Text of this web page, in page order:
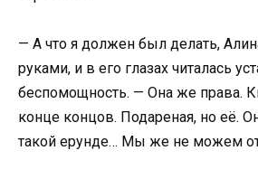
— А что я должен был делать,
руками, и в его глазах читалась
беспомощность. — Она же права.
конце концов. Подареная, но её.
такой ерунде… Мы же не можем